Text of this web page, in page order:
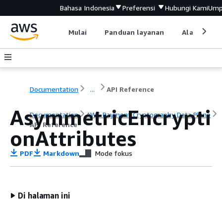
Bahasa Indonesia Preferensi Hubungi Kami
Mulai Panduan layanan Alat
Documentation ... API Reference
Documentation
AWS Payment Cryptography Data Plane
API Reference
AsymmetricEncrypti
onAttributes
PDF Markdown Mode fokus
Di halaman ini